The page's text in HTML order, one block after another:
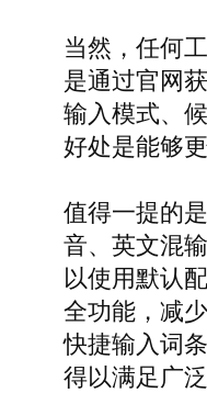
当然，任何
是通过官网
输入模式、
好处是能够
值得一提的
音、英文混
以使用默认
全功能，减
快捷输入词
得以满足广